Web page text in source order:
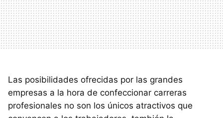
Las posibilidades ofrecidas por las grandes
empresas a la hora de confeccionar carreras
profesionales no son los únicos atractivos que